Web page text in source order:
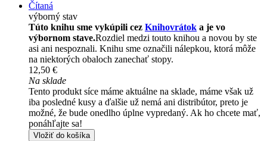
Čítaná
výborný stav
Túto knihu sme vykúpili cez Knihovrátok a je vo
výbornom stave.Rozdiel medzi touto knihou a novou by ste
asi ani nespoznali. Knihu sme označili nálepkou, ktorá môže
na niektorých obaloch zanechať stopy.
12,50 €
Na sklade
Tento produkt síce máme aktuálne na sklade, máme však už
iba posledné kusy a ďalšie už nemá ani distribútor, preto je
možné, že bude onedlho úplne vypredaný. Ak ho chcete mať,
ponáhľajte sa!
Vložiť do košíka